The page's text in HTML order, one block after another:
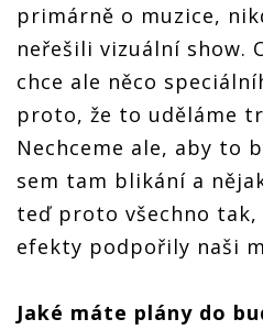
primárně o muzice,
neřešili vizuální show.
chce ale něco
proto, že to uděláme
Nechceme ale, aby to
sem tam blikání a
teď proto všechno
efekty podpořily naši
Jaké máte plány do